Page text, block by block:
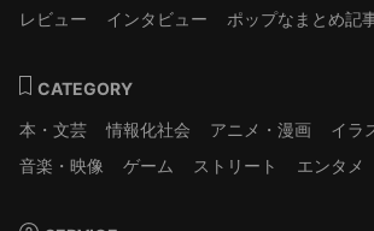
レビュー
インタビュー ポップなまとめ記
CATEGORY
本・文芸
情報化社会 アニメ・漫画
イラ
音楽・映像
ゲーム ストリート エンタメ